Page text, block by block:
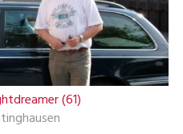
(61)